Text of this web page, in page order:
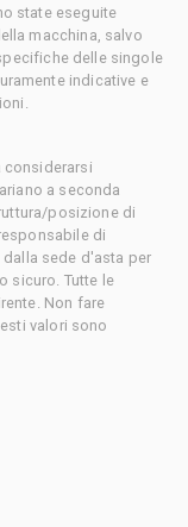
state eseguite
macchina, salvo
delle singole
indicative e
considerarsi
a seconda
posizione di
di
sede d'asta per
sicuro. Tutte le
Non fare
valori sono